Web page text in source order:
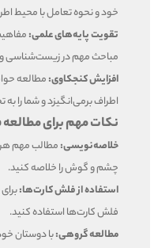
خود و نحوه تعامل با محیط
تقویت پایه‌های علمی:
مباحث مهم در زیست‌شناسی
افزایش کنجکاوی:مطالعه
اطراف برمی‌انگیزد و شما را
نکات مهم برای
خلاصه‌نویسی:مطالب مهم
چشم و گوش را خلاصه کنید.
استفاده از فلش کارت‌ها:
فلش کارت‌ها استفاده کنید.
مطالعه گروهی:با دوستان